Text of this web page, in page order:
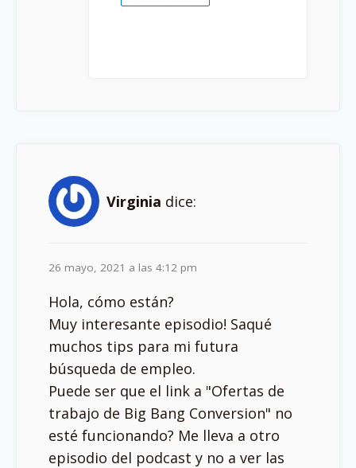
Virginia dice:
26 mayo, 2021 a las 4:12 pm
Hola, cómo están?
Muy interesante episodio! Saqué
muchos tips para mi futura
búsqueda de empleo.
Puede ser que el link a "Ofertas de
trabajo de Big Bang Conversion" no
esté funcionando? Me lleva a otro
episodio del podcast y no a ver las